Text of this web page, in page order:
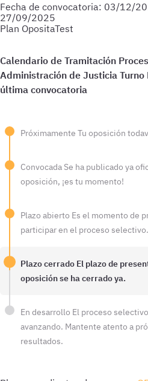
Fecha de convocatoria: 03/12/
27/09/2025
Plan OpositaTest
Próximamente Tu oposición
Convocada Se ha publicado ya
oposición, ¡es tu momento!
Plazo abierto Es el momento de
participar en el proceso selectivo.
Plazo cerrado El plazo de
oposición se ha cerrado ya.
En desarrollo El proceso
avanzando. Mantente atento a
resultados.